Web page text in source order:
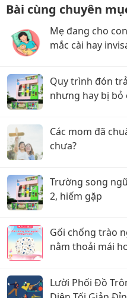
Bài cùng chuyên
Mẹ đang cho
mắc cài hay
Quy trình đón
nhưng hay bị bỏ
Các mom đã
chưa?
Trường song
2, hiếm gặp
Gối chống trào
nằm thoải mái
Lười Phối Đồ